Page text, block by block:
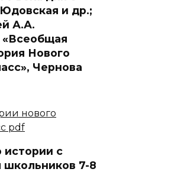
и др.;
А.А.
«Всеобщая
Нового
Чернова
истории с
школьников 7-8